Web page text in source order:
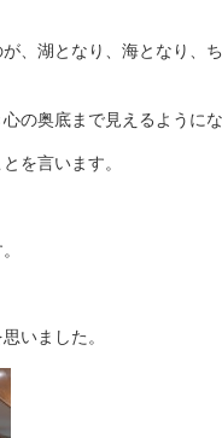
、湖となり、海となり、
の奥底まで見えるようにな
を言います。
いました。